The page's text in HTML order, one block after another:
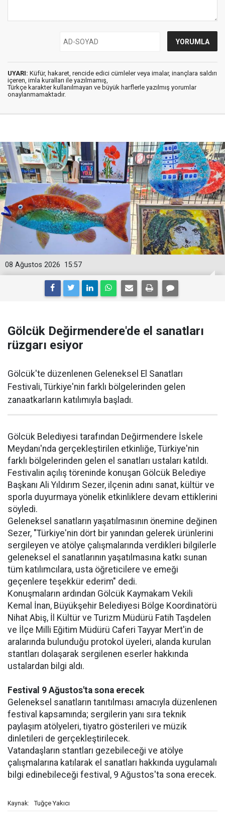
UYARI: Küfür, hakaret, rencide edici cümleler veya imalar, inançlara saldırı
içeren, imla kuralları ile yazılmamış,
Türkçe karakter kullanılmayan ve büyük harflerle yazılmış yorumlar
onaylanmamaktadır.
15:57
08 Ağustos 2026
Gölcük Değirmendere'de el sanatları
rüzgarı esiyor
Gölcük'te düzenlenen Geleneksel El Sanatları
Festivali, Türkiye'nin farklı bölgelerinden gelen
zanaatkarların katılımıyla başladı.
Gölcük Belediyesi tarafından Değirmendere İskele
Meydanı'nda gerçekleştirilen etkinliğe, Türkiye'nin
farklı bölgelerinden gelen el sanatları ustaları katıldı.
Festivalin açılış töreninde konuşan Gölcük Belediye
Başkanı Ali Yıldırım Sezer, ilçenin adını sanat, kültür ve
sporla duyurmaya yönelik etkinliklere devam ettiklerini
söyledi.
Geleneksel sanatların yaşatılmasının önemine değinen
Sezer, "Türkiye'nin dört bir yanından gelerek ürünlerini
sergileyen ve atölye çalışmalarında verdikleri bilgilerle
geleneksel el sanatlarının yaşatılmasına katkı sunan
tüm katılımcılara, usta öğreticilere ve emeği
geçenlere teşekkür ederim" dedi.
Konuşmaların ardından Gölcük Kaymakam Vekili
Kemal İnan, Büyükşehir Belediyesi Bölge Koordinatörü
Nihat Abiş, İl Kültür ve Turizm Müdürü Fatih Taşdelen
ve İlçe Milli Eğitim Müdürü Caferi Tayyar Mert'in de
aralarında bulunduğu protokol üyeleri, alanda kurulan
stantları dolaşarak sergilenen eserler hakkında
ustalardan bilgi aldı.
Festival 9 Ağustos'ta sona erecek
Geleneksel sanatların tanıtılması amacıyla düzenlenen
festival kapsamında; sergilerin yanı sıra teknik
paylaşım atölyeleri, tiyatro gösterileri ve müzik
dinletileri de gerçekleştirilecek.
Vatandaşların stantları gezebileceği ve atölye
çalışmalarına katılarak el sanatları hakkında uygulamalı
bilgi edinebileceği festival, 9 Ağustos'ta sona erecek.
Kaynak: Tuğçe Yakıcı